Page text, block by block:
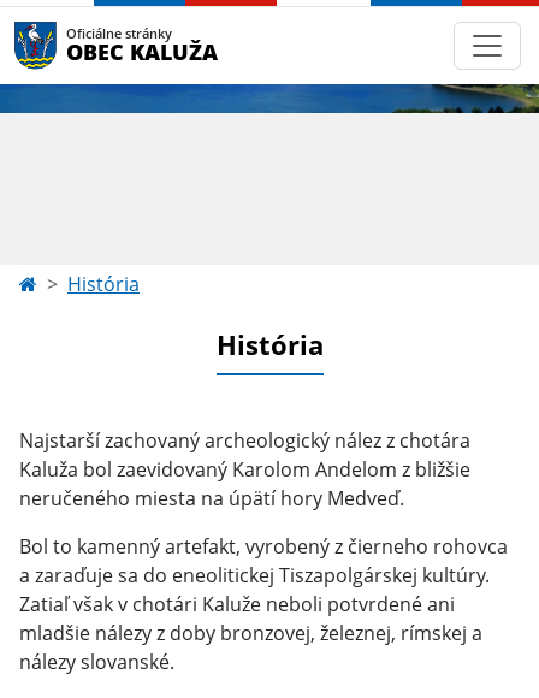
Oficiálne stránky
OBEC KALUŽA
História
História
Najstarší zachovaný archeologický nález z chotára
Kaluža bol zaevidovaný Karolom Andelom z bližšie
neručeného miesta na úpätí hory Medveď.
Bol to kamenný artefakt, vyrobený z čierneho rohovca
a zaraďuje sa do eneolitickej Tiszapolgárskej kultúry.
Zatiaľ však v chotári Kaluže neboli potvrdené ani
mladšie nálezy z doby bronzovej, železnej, rímskej a
nálezy slovanské.